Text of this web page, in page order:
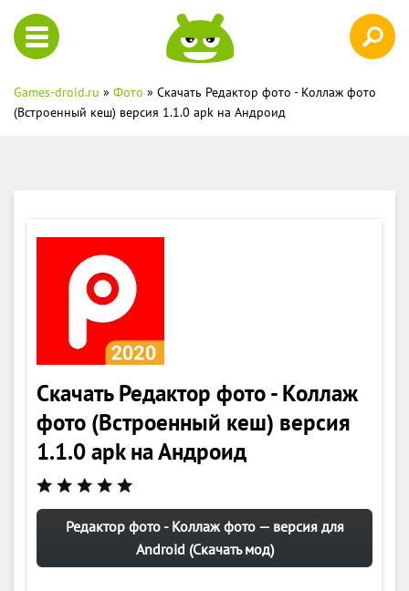
Games-droid.ru » Фото » Скачать Редактор фото - Коллаж фото
(Встроенный кеш) версия 1.1.0 apk на Андроид
Скачать Редактор фото - Коллаж
фото (Встроенный кеш) версия
1.1.0 apk на Андроид
Редактор фото - Коллаж фото — версия для
Android (Скачать мод)